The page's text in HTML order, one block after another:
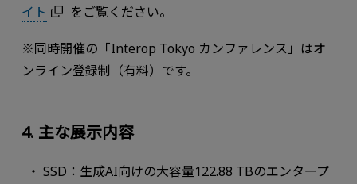
イト
をご覧ください。
※同時開催の「Interop Tokyo カンファレンス」はオ
ンライン登録制（有料）です。
4. 主な展示内容
SSD：生成AI向けの大容量122.88 TBのエンタープ